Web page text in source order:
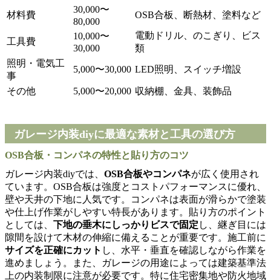
材料費
30,000〜
80,000
OSB合板、断熱材、塗料など
工具費
10,000〜
30,000
電動ドリル、のこぎり、ビス
類
照明・電気工
事
5,000〜30,000 LED照明、スイッチ増設
その他 5,000〜20,000 収納棚、金具、装飾品
ガレージ内装diyに最適な素材と工具の選び方
OSB合板・コンパネの特性と貼り方のコツ
ガレージ内装diyでは、 OSB合板やコンパネが広く使用され
ています。OSB合板は強度とコストパフォーマンスに優れ、
壁や天井の下地に人気です。コンパネは表面が滑らかで塗装
や仕上げ作業がしやすい特長があります。貼り方のポイント
としては、 下地の垂木にしっかりビスで固定 し、継ぎ目には
隙間を設けて木材の伸縮に備えることが重要です。施工前に
サイズを正確にカット し、水平・垂直を確認しながら作業を
進めましょう。また、ガレージの用途によっては建築基準法
上の内装制限に注意が必要です。特に住宅密集地や防火地域